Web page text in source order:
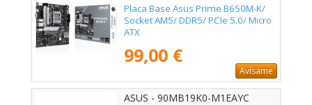
Placa Base Asus Prime B650M-K/
Socket AM5/ DDR5/ PCIe 5.0/ Micro
ATX
99,00 €
Avísame
ASUS - 90MB19K0-M1EAYC